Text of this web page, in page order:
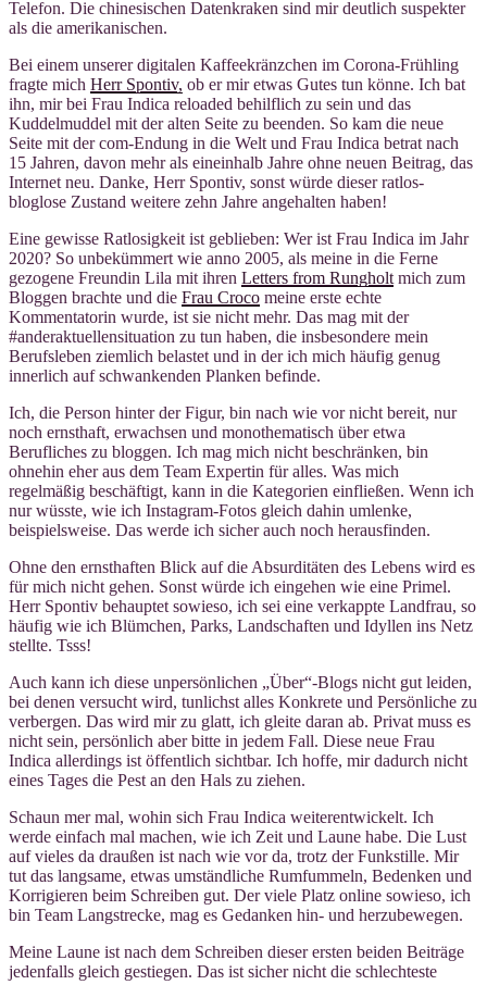
Telefon. Die chinesischen Datenkraken sind mir deutlich suspekter
als die amerikanischen.
Bei einem unserer digitalen Kaffeekränzchen im Corona-Frühling
fragte mich Herr Spontiv, ob er mir etwas Gutes tun könne. Ich bat
ihn, mir bei Frau Indica reloaded behilflich zu sein und das
Kuddelmuddel mit der alten Seite zu beenden. So kam die neue
Seite mit der com-Endung in die Welt und Frau Indica betrat nach
15 Jahren, davon mehr als eineinhalb Jahre ohne neuen Beitrag, das
Internet neu. Danke, Herr Spontiv, sonst würde dieser ratlos-
bloglose Zustand weitere zehn Jahre angehalten haben!
Eine gewisse Ratlosigkeit ist geblieben: Wer ist Frau Indica im Jahr
2020? So unbekümmert wie anno 2005, als meine in die Ferne
gezogene Freundin Lila mit ihren Letters from Rungholt mich zum
Bloggen brachte und die Frau Croco meine erste echte
Kommentatorin wurde, ist sie nicht mehr. Das mag mit der
#anderaktuellensituation zu tun haben, die insbesondere mein
Berufsleben ziemlich belastet und in der ich mich häufig genug
innerlich auf schwankenden Planken befinde.
Ich, die Person hinter der Figur, bin nach wie vor nicht bereit, nur
noch ernsthaft, erwachsen und monothematisch über etwa
Berufliches zu bloggen. Ich mag mich nicht beschränken, bin
ohnehin eher aus dem Team Expertin für alles. Was mich
regelmäßig beschäftigt, kann in die Kategorien einfließen. Wenn ich
nur wüsste, wie ich Instagram-Fotos gleich dahin umlenke,
beispielsweise. Das werde ich sicher auch noch herausfinden.
Ohne den ernsthaften Blick auf die Absurditäten des Lebens wird es
für mich nicht gehen. Sonst würde ich eingehen wie eine Primel.
Herr Spontiv behauptet sowieso, ich sei eine verkappte Landfrau, so
häufig wie ich Blümchen, Parks, Landschaften und Idyllen ins Netz
stellte. Tsss!
Auch kann ich diese unpersönlichen „Über“-Blogs nicht gut leiden,
bei denen versucht wird, tunlichst alles Konkrete und Persönliche zu
verbergen. Das wird mir zu glatt, ich gleite daran ab. Privat muss es
nicht sein, persönlich aber bitte in jedem Fall. Diese neue Frau
Indica allerdings ist öffentlich sichtbar. Ich hoffe, mir dadurch nicht
eines Tages die Pest an den Hals zu ziehen.
Schaun mer mal, wohin sich Frau Indica weiterentwickelt. Ich
werde einfach mal machen, wie ich Zeit und Laune habe. Die Lust
auf vieles da draußen ist nach wie vor da, trotz der Funkstille. Mir
tut das langsame, etwas umständliche Rumfummeln, Bedenken und
Korrigieren beim Schreiben gut. Der viele Platz online sowieso, ich
bin Team Langstrecke, mag es Gedanken hin- und herzubewegen.
Meine Laune ist nach dem Schreiben dieser ersten beiden Beiträge
jedenfalls gleich gestiegen. Das ist sicher nicht die schlechteste